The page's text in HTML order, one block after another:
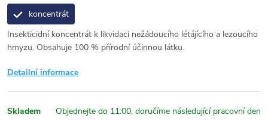
koncentrát
Insekticidní koncentrát k likvidaci nežádoucího létájícího a lezoucího
hmyzu. Obsahuje 100 % přírodní účinnou látku.
Detailní informace
Skladem